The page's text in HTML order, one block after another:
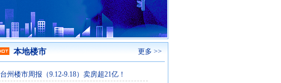
本地楼市 更多 >>
台州楼市周报（9.12-9.18）卖房超21亿！